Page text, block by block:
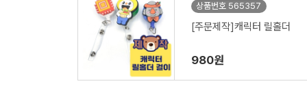
상품번호 565357
[주문제작]캐릭터 릴홀더
980원